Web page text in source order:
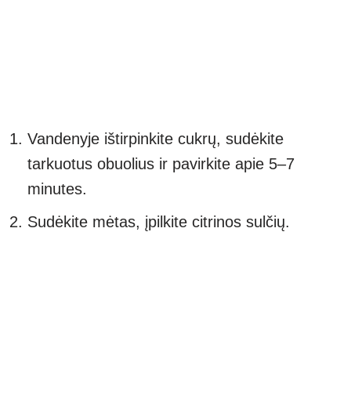
Vandenyje ištirpinkite cukrų, sudėkite
tarkuotus obuolius ir pavirkite apie 5–7
minutes.
Sudėkite mėtas, įpilkite citrinos sulčių.